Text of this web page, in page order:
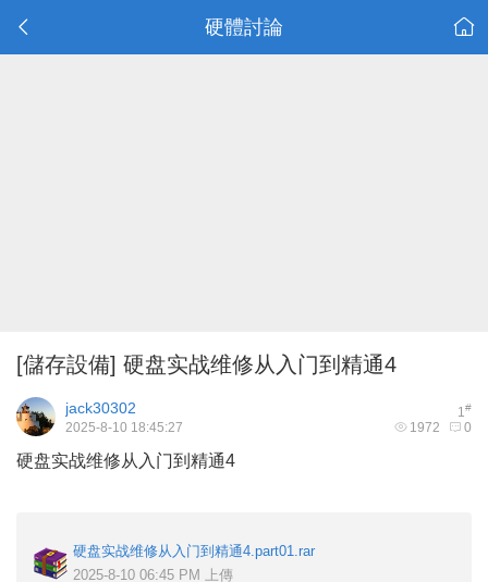
硬體討論
[儲存設備] 硬盘实战维修从入门到精通4
1#
jack30302
1972 0
2025-8-10 18:45:27
硬盘实战维修从入门到精通4
硬盘实战维修从入门到精通4.part01.rar
2025-8-10 06:45 PM 上傳